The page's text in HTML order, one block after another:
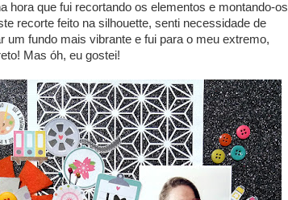
hora que fui recortando os elementos e montando-os
recorte feito na silhouette, senti necessidade de
um fundo mais vibrante e fui para o meu extremo,
Mas óh, eu gostei!